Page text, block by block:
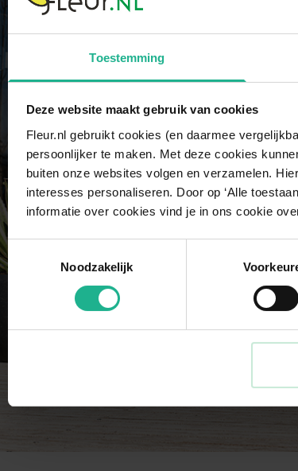
Toestemming
Deze website maakt gebruik van cookies
Fleur.nl gebruikt cookies (en daarmee
persoonlijker te maken. Met deze cookies
buiten onze websites volgen en verzamelen.
interesses personaliseren. Door op ‘Alle
informatie over cookies vind je in ons cookie
Noodzakelijk